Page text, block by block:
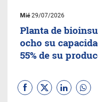
Mié29/07/2026
Planta de
ocho su
55% de su